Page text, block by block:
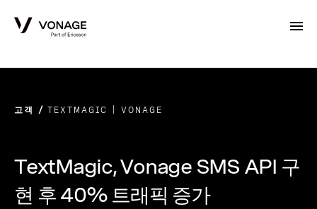
고객 TEXTMAGIC | VONAGE
TextMagic, Vonage SMS API 구
현 후 40% 트래픽 증가